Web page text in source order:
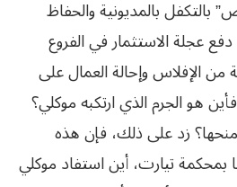
بالتكفل بالمديونية والحفاظ
عجلة الاستثمار في الفروع
من الإفلاس وإحالة العمال على
هو الجرم الذي ارتكبه موكلي؟
زد على ذلك، فإن هذه
تيارت، أين استفاد موكلي